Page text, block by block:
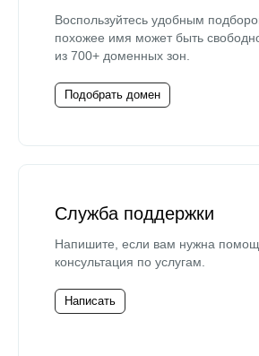
Воспользуйтесь удобным
похожее имя может быть
из 700+ доменных зон.
Подобрать домен
Служба поддержки
Напишите, если вам нужна
консультация по услугам.
Написать